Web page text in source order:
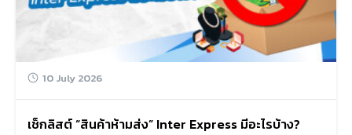
10 July 2026
เช็กลิสต์ “สินค้าห้ามส่ง” Inter Express มีอะไรบ้าง?